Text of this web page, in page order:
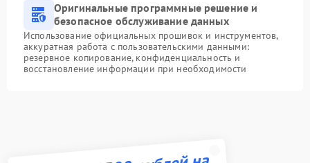
Оригинальные программные решение и
безопасное обслуживание данных
Использование официальных прошивок и инструментов,
аккуратная работа с пользовательскими данными:
резервное копирование, конфиденциальность и
восстановление информации при необходимости